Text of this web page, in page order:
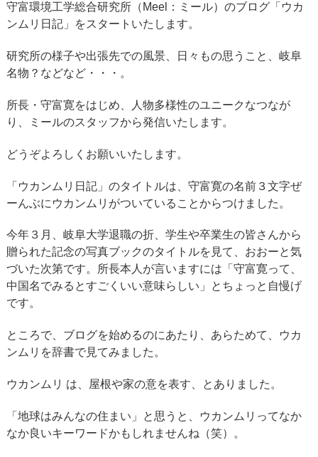
守富環境工学総合研究所（Meel：ミール）のブログ「ウカ
ンムリ日記」をスタートいたします。
研究所の様子や出張先での風景、日々もの思うこと、岐阜
名物？などなど・・・。
所長・守富寛をはじめ、人物多様性のユニークなつなが
り、ミールのスタッフから発信いたします。
どうぞよろしくお願いいたします。
「ウカンムリ日記」のタイトルは、守富寛の名前３文字ぜ
ーんぶにウカンムリがついていることからつけました。
今年３月、岐阜大学退職の折、学生や卒業生の皆さんから
贈られた記念の写真ブックのタイトルを見て、おおーと気
づいた次第です。所長本人が言いますには「守富寛って、
中国名でみるとすごくいい意味らしい」とちょっと自慢げ
です。
ところで、ブログを始めるのにあたり、あらためて、ウカ
ンムリを辞書で見てみました。
ウカンムリ は、屋根や家の意を表す、とありました。
「地球はみんなの住まい」と思うと、ウカンムリってなか
なか良いキーワードかもしれませんね（笑）。